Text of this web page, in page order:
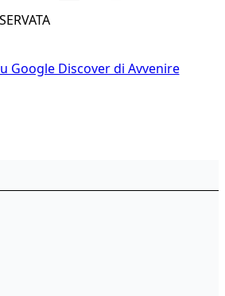
Google Discover di Avvenire